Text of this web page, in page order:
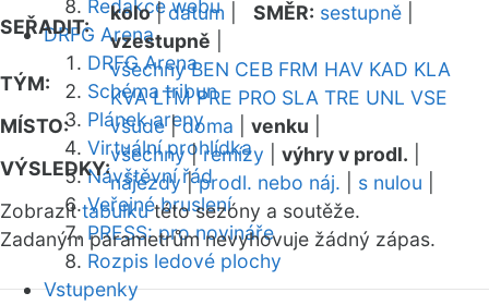
Redakce webu
DRFG Arena
DRFG Arena
Schéma tribun
Plánek areny
Virtuální prohlídka
Návštěvní řád
Veřejné bruslení
PRESS: pro novináře
Rozpis ledové plochy
Vstupenky
SEŘADIT:
kolo|datum SMĚR: sestupně
vzestupně
TÝM:
všechny BEN CEB FRM HAV KAD KLA
KVA LTM PRE PRO SLA TRE UNL VSE
MÍSTO:
všude|doma venku
VÝSLEDKY:
všechny|remízy výhry v prodl.
nájezdy|prodl. nebo náj. s nulou
Zobrazittabulkutéto sezóny a soutěže.
Zadaným parametrům nevyhovuje žádný zápas.